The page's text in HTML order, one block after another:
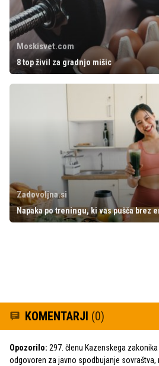
Moskisvet.com
8 top živil za gradnjo mišic
Zadovoljna.si
Napaka po treningu, ki vas pušča brez
KOMENTARJI (0)
Opozorilo: 297. členu Kazenskega
odgovoren za javno spodbujanje